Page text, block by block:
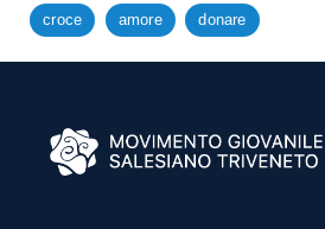
croce amore donare